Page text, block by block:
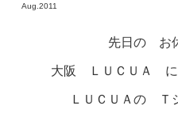
Aug 2011
先日の お
大阪 ＬＵＣＵＡ に
ＬＵＣＵＡの